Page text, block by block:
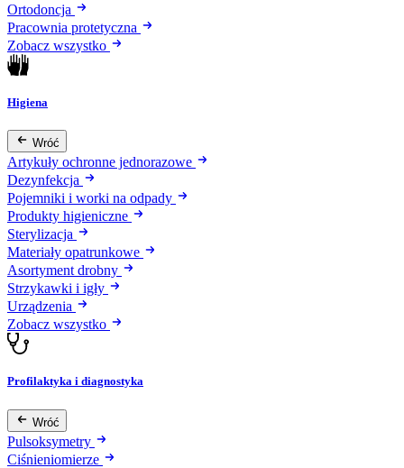
Ortodoncja
Pracownia protetyczna
Zobacz wszystko
Higiena
Wróć
Artykuły ochronne jednorazowe
Dezynfekcja
Pojemniki i worki na odpady
Produkty higieniczne
Sterylizacja
Materiały opatrunkowe
Asortyment drobny
Strzykawki i igły
Urządzenia
Zobacz wszystko
Profilaktyka i diagnostyka
Wróć
Pulsoksymetry
Ciśnieniomierze